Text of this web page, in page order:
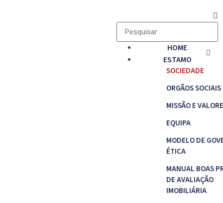
HOME
ESTAMO
SOCIEDADE
ORGÃOS SOCIAIS
MISSÃO E
EQUIPA
MODELO DE
ÉTICA
MANUAL BOAS
DE AVALIAÇÃO
IMOBILIÁRIA